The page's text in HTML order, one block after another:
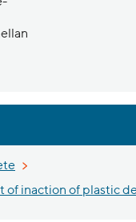
of inaction of plastic